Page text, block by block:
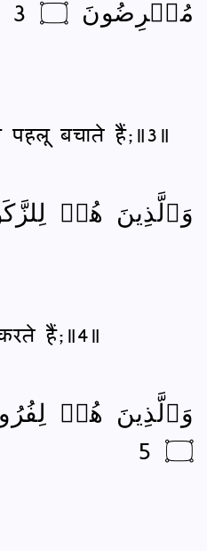
مُعۡرِضُونَ ۝ 3
पहलू बचाते हैं;॥3॥
وَٱلَّذِينَ هُمۡ
हैं;॥4॥
وَٱلَّذِينَ هُمۡ
۝ 5